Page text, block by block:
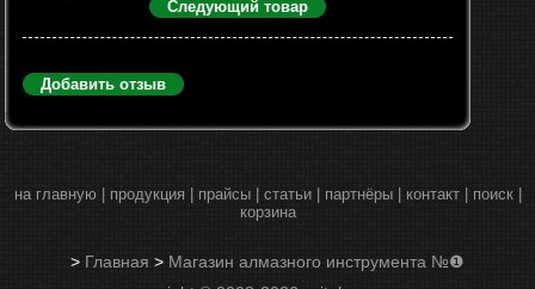
Следующий товар
Добавить отзыв
на главную| продукция| прайсы| статьи| партнёры| контакт| поиск|
корзина
> Главная > Магазин алмазного инструмента №❶